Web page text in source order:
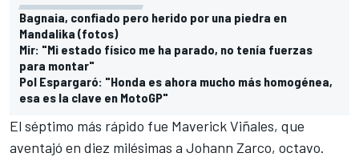
Bagnaia, confiado pero herido por una piedra en
Mandalika (fotos)
Mir: "Mi estado físico me ha parado, no tenía fuerzas
para montar"
Pol Espargaró: "Honda es ahora mucho más homogénea,
esa es la clave en MotoGP"
El séptimo más rápido fue Maverick Viñales, que
aventajó en diez milésimas a Johann Zarco, octavo.